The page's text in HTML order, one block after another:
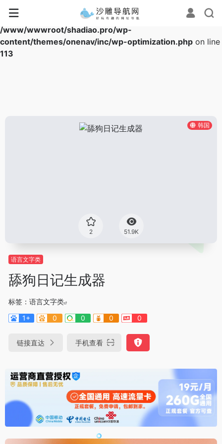
Warning
: Array to string conversion in
/www/wwwroot/shadiao.pro/wp-
content/themes/onenav/inc/wp-optimization.php on line
113
韩国
2 51.9K
语言文字类
舔狗日记生成器
标签： 语言文字类
1+
0 0 0 0
链接直达 手机查看